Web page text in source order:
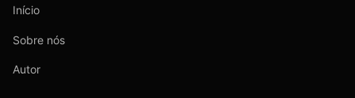
Início
Sobre nós
Autor